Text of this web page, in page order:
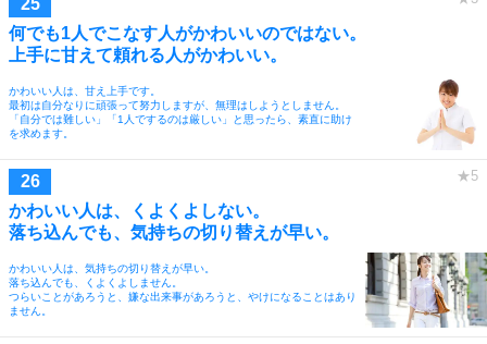
何でも1人でこなす人がかわいいのではない。
上手に甘えて頼れる人がかわいい。
かわいい人は、甘え上手です。
最初は自分なりに頑張って努力しますが、無理はしようとしません。
「自分では難しい」「1人でするのは厳しい」と思ったら、素直に助け
を求めます。
かわいい人は、くよくよしない。
落ち込んでも、気持ちの切り替えが早い。
かわいい人は、気持ちの切り替えが早い。
落ち込んでも、くよくよしません。
つらいことがあろうと、嫌な出来事があろうと、やけになることはあり
ません。